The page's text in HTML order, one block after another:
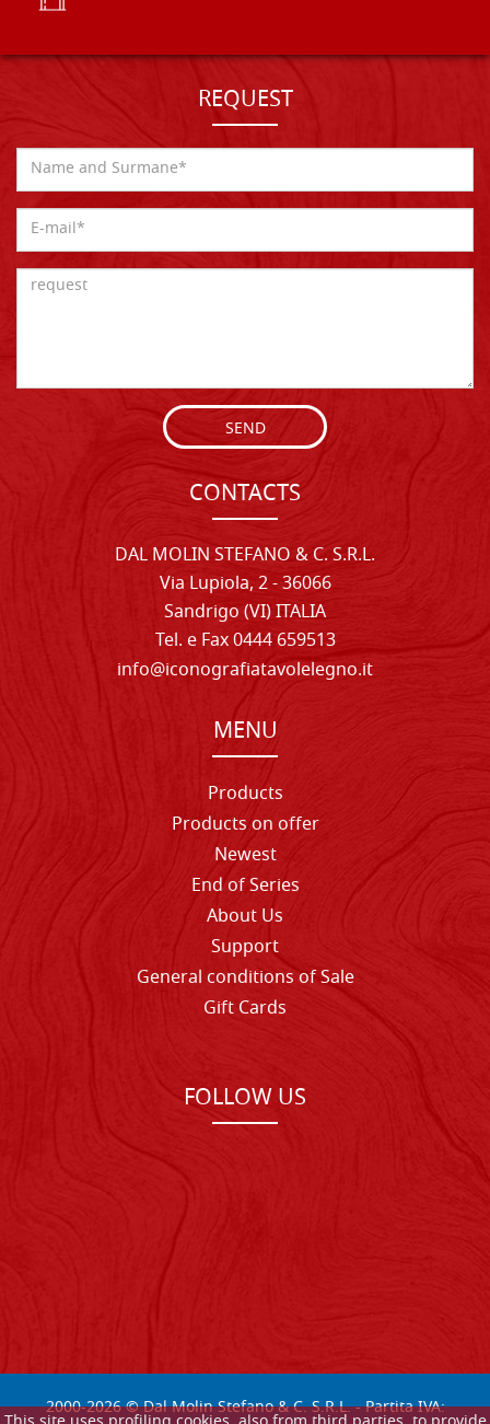
REQUEST
SEND
CONTACTS
DAL MOLIN STEFANO & C. S.R.L.
Via Lupiola, 2 - 36066
Sandrigo (VI) ITALIA
Tel. e Fax 0444 659513
info@iconografiatavolelegno.it
MENU
Products
Products on offer
Newest
End of Series
About Us
Support
General conditions of Sale
Gift Cards
FOLLOW US
2000-2026© Dal Molin Stefano & C. S.R.L. - Partita IVA: